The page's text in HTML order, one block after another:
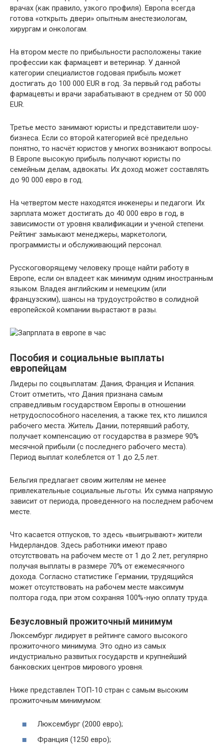
врачах (как правило, узкого профиля). Европа всегда
готова «открыть двери» опытным анестезиологам,
хирургам и онкологам.
На втором месте по прибыльности расположены такие
профессии как фармацевт и ветеринар. У данной
категории специалистов годовая прибыль может
достигать до 100 000 EUR в год. За первый год работы
фармацевты и врачи зарабатывают в среднем от 50 000
EUR.
Третье место занимают юристы и представители шоу-
бизнеса. Если со второй категорией всё предельно
понятно, то насчёт юристов у многих возникают вопросы.
В Европе высокую прибыль получают юристы по
семейным делам, адвокаты. Их доход может составлять
до 90 000 евро в год.
На четвертом месте находятся инженеры и педагоги. Их
зарплата может достигать до 40 000 евро в год, в
зависимости от уровня квалификации и ученой степени.
Рейтинг замыкают менеджеры, маркетологи,
программисты и обслуживающий персонал.
Русскоговорящему человеку проще найти работу в
Европе, если он владеет как минимум одним иностранным
языком. Владея английским и немецким (или
французским), шансы на трудоустройство в солидной
европейской компании вырастают в разы.
Пособия и социальные выплаты
европейцам
Лидеры по соцвыплатам: Дания, Франция и Испания.
Стоит отметить, что Дания признана самым
справедливым государством Европы в отношении
нетрудоспособного населения, а также тех, кто лишился
рабочего места. Житель Дании, потерявший работу,
получает компенсацию от государства в размере 90%
месячной прибыли (с последнего рабочего места).
Период выплат колеблется от 1 до 2,5 лет.
Бельгия предлагает своим жителям не менее
привлекательные социальные льготы. Их сумма напрямую
зависит от периода, проведенного на последнем рабочем
месте.
Что касается отпусков, то здесь «выигрывают» жители
Нидерландов. Здесь работники имеют право
отсутствовать на рабочем месте от 1 до 2 лет, регулярно
получая выплаты в размере 70% от ежемесячного
дохода. Согласно статистике Германии, трудящийся
может отсутствовать на рабочем месте максимум
полтора года, при этом сохраняя 100%-ную оплату труда.
Безусловный прожиточный минимум
Люксембург лидирует в рейтинге самого высокого
прожиточного минимума. Это одно из самых
индустриально развитых государств и крупнейший
банковских центров мирового уровня.
Ниже представлен ТОП-10 стран с самым высоким
прожиточным минимумом:
Люксембург (2000 евро);
Франция (1250 евро);